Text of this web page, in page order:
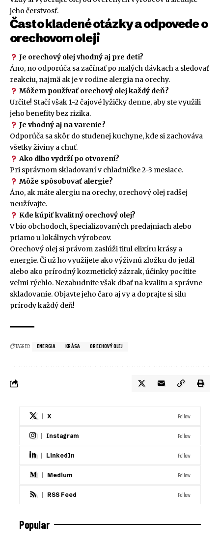
jeho čerstvosť.
Často kladené otázky a odpovede o
orechovom oleji
Je orechový olej vhodný aj pre deti?
Áno, no odporúča sa začínať po malých dávkach a sledovať
reakciu, najmä ak je v rodine alergia na orechy.
Môžem používať orechový olej každý deň?
Určite! Stačí však 1-2 čajové lyžičky denne, aby ste využili
jeho benefity bez rizika.
Je vhodný aj na varenie?
Odporúča sa skôr do studenej kuchyne, kde si zachováva
všetky živiny a chuť.
Ako dlho vydrží po otvorení?
Pri správnom skladovaní v chladničke 2-3 mesiace.
Môže spôsobovať alergie?
Áno, ak máte alergiu na orechy, orechový olej radšej
neužívajte.
Kde kúpiť kvalitný orechový olej?
V bio obchodoch, špecializovaných predajniach alebo
priamo u lokálnych výrobcov.
Orechový olej si právom zaslúži titul elixíru krásy a
energie. Či už ho využijete ako výživnú zložku do jedál
alebo ako prírodný kozmetický zázrak, účinky pocítite
veľmi rýchlo. Nezabudnite však dbať na kvalitu a správne
skladovanie. Objavte jeho čaro aj vy a doprajte si silu
prírody každý deň!
TAGGED: ENERGIA KRÁSA ORECHOVÝ OLEJ
X Follow
Instagram Follow
LinkedIn Follow
Medium Follow
RSS Feed Follow
Popular